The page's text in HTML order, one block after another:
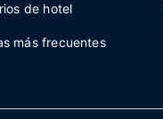
de hotel
más frecuentes